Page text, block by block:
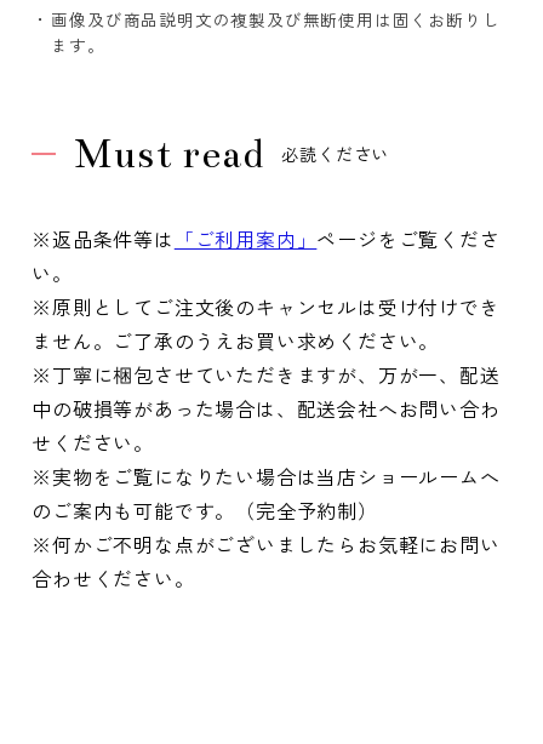
画像及び商品説明文の複製及び無断使用は固くお断りし
ます。
Must read 必読ください
※返品条件等は 「ご利用案内」 ページをご覧くださ
い。
※原則としてご注文後のキャンセルは受け付けでき
ません。ご了承のうえお買い求めください。
※丁寧に梱包させていただきますが、万が一、配送
中の破損等があった場合は、配送会社へお問い合わ
せください。
※実物をご覧になりたい場合は当店ショールームへ
のご案内も可能です。（完全予約制）
※何かご不明な点がございましたらお気軽にお問い
合わせください。